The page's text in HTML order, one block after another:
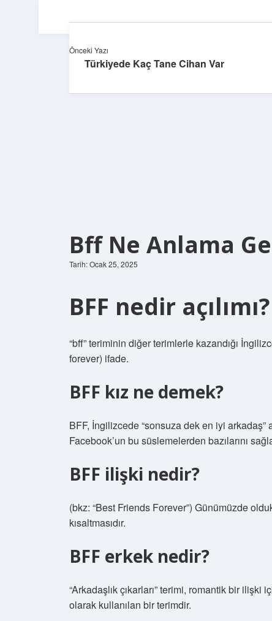
Bff Ne Anlama
Tarih: Ocak 25, 2025
BFF nedir açılımı?
“bff” teriminin diğer terimlerle kazandığı
forever) ifade.
BFF kız ne demek?
BFF, İngilizcede “sonsuza dek en iyi arkadaş”
Facebook’un bu süslemelerden bazılarını
BFF ilişki nedir?
(bkz: “Best Friends Forever”) Günümüzde
kısaltmasıdır.
BFF erkek nedir?
“Arkadaşlık çıkarları” terimi, romantik bir
olarak kullanılan bir terimdir.
Önceki Yazı
Türkiyede Kaç Tane Cihan Var